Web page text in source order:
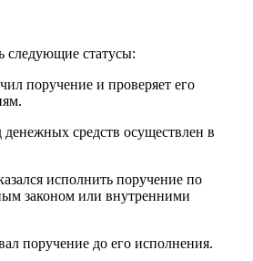
следующие статусы:
поручение и проверяет его
денежных средств осуществлен в
исполнить поручение по
законом или внутренними
поручение до его исполнения.